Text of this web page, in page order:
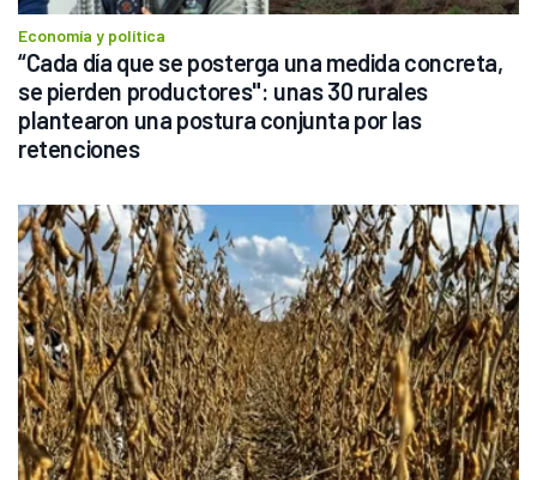
Economía y política
“Cada día que se posterga una medida concreta,
se pierden productores": unas 30 rurales
plantearon una postura conjunta por las
retenciones